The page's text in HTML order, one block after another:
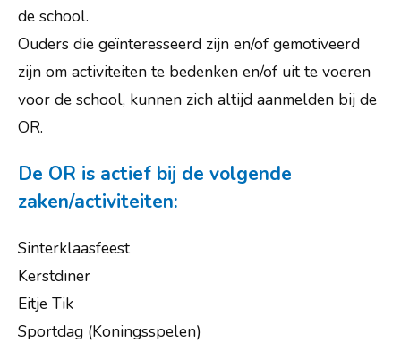
de school.
Ouders die geïnteresseerd zijn en/of gemotiveerd
zijn om activiteiten te bedenken en/of uit te voeren
voor de school, kunnen zich altijd aanmelden bij de
OR.
De OR is actief bij de volgende
zaken/activiteiten:
Sinterklaasfeest
Kerstdiner
Eitje Tik
Sportdag (Koningsspelen)